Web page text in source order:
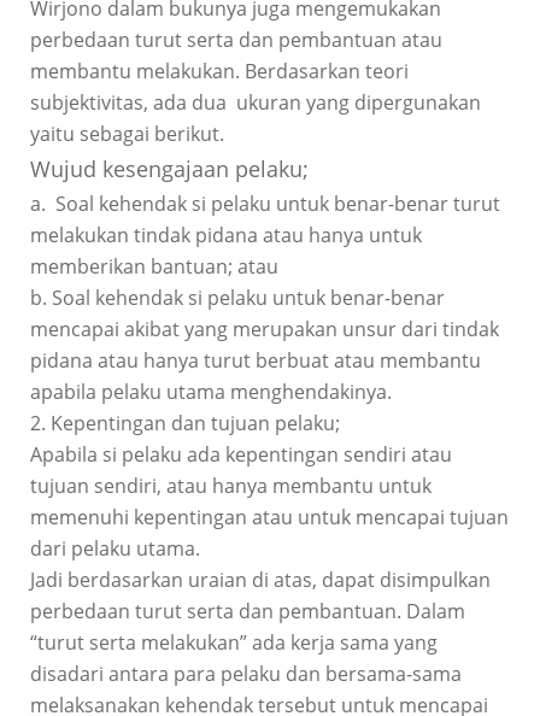
Wirjono dalam bukunya juga mengemukakan
perbedaan turut serta dan pembantuan atau
membantu melakukan. Berdasarkan teori
subjektivitas, ada dua ukuran yang dipergunakan
yaitu sebagai berikut.
Wujud kesengajaan pelaku;
a. Soal kehendak si pelaku untuk benar-benar turut
melakukan tindak pidana atau hanya untuk
memberikan bantuan; atau
b. Soal kehendak si pelaku untuk benar-benar
mencapai akibat yang merupakan unsur dari tindak
pidana atau hanya turut berbuat atau membantu
apabila pelaku utama menghendakinya.
2. Kepentingan dan tujuan pelaku;
Apabila si pelaku ada kepentingan sendiri atau
tujuan sendiri, atau hanya membantu untuk
memenuhi kepentingan atau untuk mencapai tujuan
dari pelaku utama.
Jadi berdasarkan uraian di atas, dapat disimpulkan
perbedaan turut serta dan pembantuan. Dalam
“turut serta melakukan” ada kerja sama yang
disadari antara para pelaku dan bersama-sama
melaksanakan kehendak tersebut untuk mencapai